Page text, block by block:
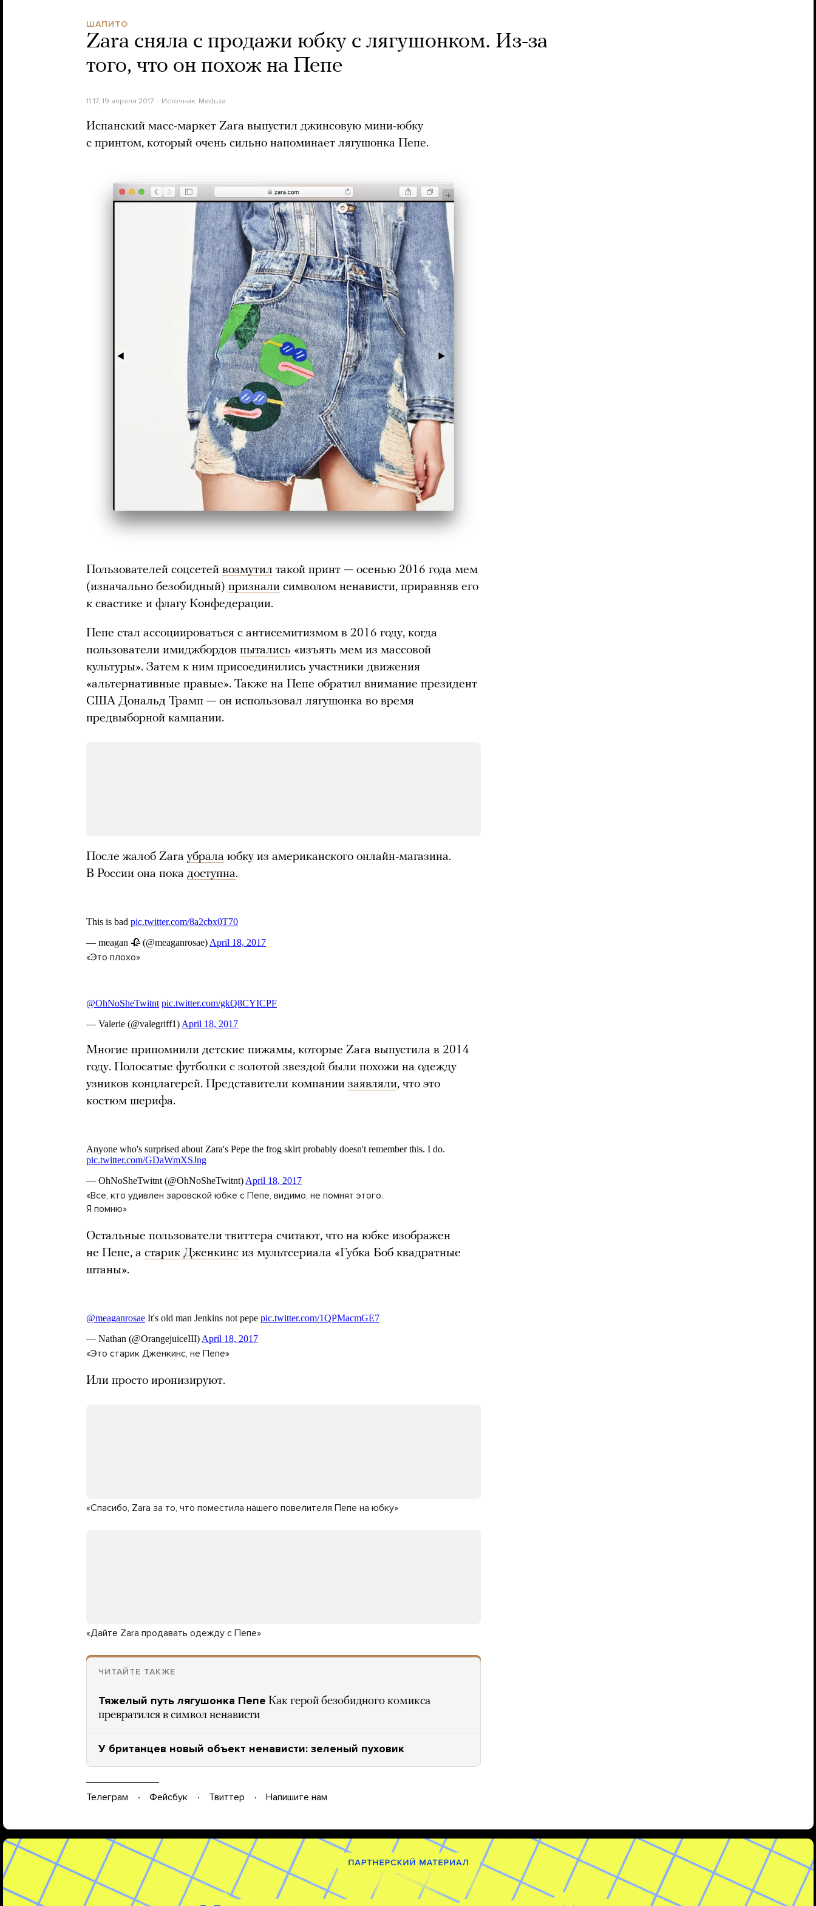
ШАПИТО
Zara сняла с продажи юбку с лягушонком. Из-за
того, что он похож на Пепе
11:17, 19 апреля 2017 Источник: Meduza
Испанский масс-маркет Zara выпустил джинсовую мини-юбку
с принтом, который очень сильно напоминает лягушонка Пепе.
Пользователей соцсетей возмутил такой принт — осенью 2016 года мем
(изначально безобидный) признали символом ненависти, приравняв его
к свастике и флагу Конфедерации.
Пепе стал ассоциироваться с антисемитизмом в 2016 году, когда
пользователи имиджбордов пытались «изъять мем из массовой
культуры». Затем к ним присоединились участники движения
«альтернативные правые». Также на Пепе обратил внимание президент
США Дональд Трамп — он использовал лягушонка во время
предвыборной кампании.
После жалоб Zara убрала юбку из американского онлайн-магазина.
В России она пока доступна.
«Это плохо»
Многие припомнили детские пижамы, которые Zara выпустила в 2014
году. Полосатые футболки с золотой звездой были похожи на одежду
узников концлагерей. Представители компании заявляли, что это
костюм шерифа.
«Все, кто удивлен заровской юбке с Пепе, видимо, не помнят этого.
Я помню»
Остальные пользователи твиттера считают, что на юбке изображен
не Пепе, а старик Дженкинс из мультсериала «Губка Боб квадратные
штаны».
«Это старик Дженкинс, не Пепе»
Или просто иронизируют.
«Спасибо, Zara за то, что поместила нашего повелителя Пепе на юбку»
«Дайте Zara продавать одежду с Пепе»
ЧИТАЙТЕ ТАКЖЕ
Тяжелый путь лягушонка Пепе Как герой безобидного комикса
превратился в символ ненависти
У британцев новый объект ненависти: зеленый пуховик
Телеграм Фейсбук Твиттер Напишите нам